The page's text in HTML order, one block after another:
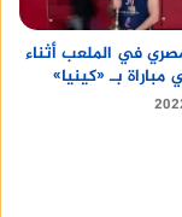
في الملعب أثناء
بـ «كينيا»